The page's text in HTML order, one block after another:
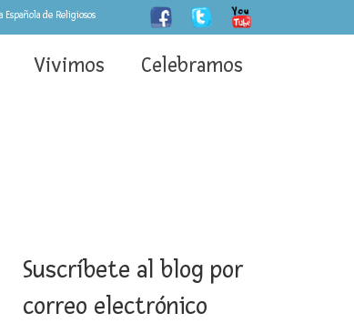
Española de Religiosos
Vivimos Celebramos
Suscríbete al blog por
correo electrónico